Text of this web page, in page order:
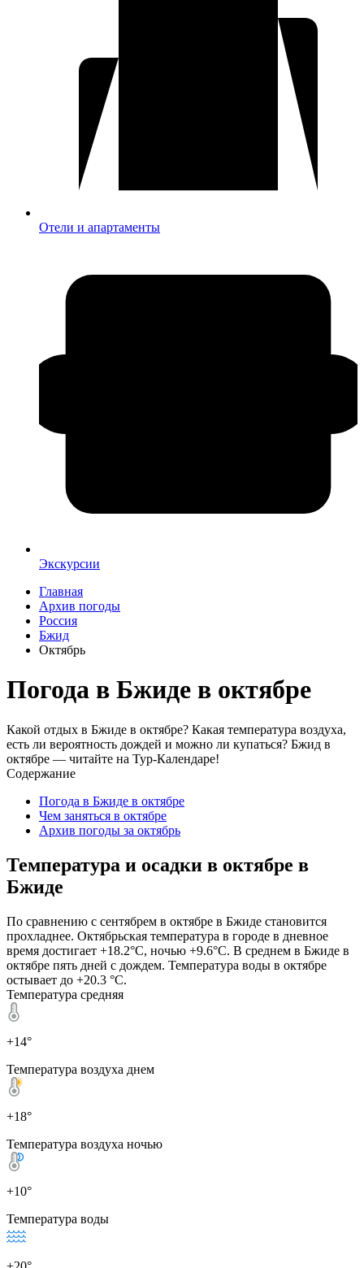
Отели и апартаменты
Экскурсии
Главная
Архив погоды
Россия
Бжид
Октябрь
Погода в Бжиде в октябре
Какой отдых в Бжиде в октябре? Какая температура воздуха,
есть ли вероятность дождей и можно ли купаться? Бжид в
октябре — читайте на Тур-Календаре!
Содержание
Погода в Бжиде в октябре
Чем заняться в октябре
Архив погоды за октябрь
Температура и осадки в октябре в
Бжиде
По сравнению с сентябрем в октябре в Бжиде становится
прохладнее. Октябрьская температура в городе в дневное
время достигает +18.2°C, ночью +9.6°C. В среднем в Бжиде в
октябре пять дней с дождем. Температура воды в октябре
остывает до +20.3 °C.
Температура средняя
+14°
Температура воздуха днем
+18°
Температура воздуха ночью
+10°
Температура воды